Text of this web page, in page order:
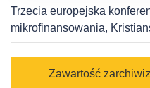
oknie)
Trzecia europejska
mikrofinansowania,
category
Zawartość